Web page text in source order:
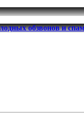
обзвонов и